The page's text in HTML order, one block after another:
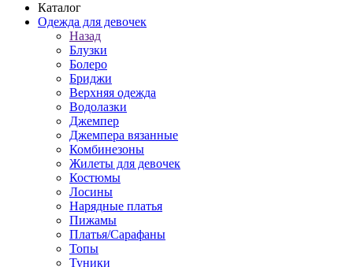
Каталог
Одежда для девочек
Назад
Блузки
Болеро
Бриджи
Верхняя одежда
Водолазки
Джемпер
Джемпера вязанные
Комбинезоны
Жилеты для девочек
Костюмы
Лосины
Нарядные платья
Пижамы
Платья/Сарафаны
Топы
Туники